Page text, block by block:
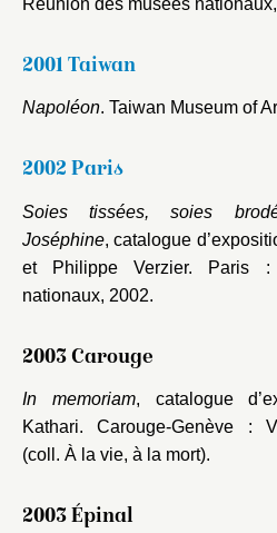
2001 Taiwan
Napoléon. Taiwan Museum of
2002 Paris
Soies tissées, soies
Joséphine, catalogue
et Philippe Verzier. Paris :
nationaux, 2002.
2003 Carouge
In memoriam, catalogue
Kathari. Carouge-Genève :
(coll. À la vie, à la mort).
2003 Épinal